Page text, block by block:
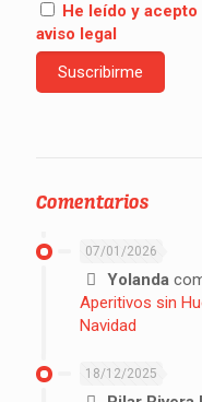
He leído y
aviso legal
Comentarios
07/01/2026
Yolanda
Aperitivos sin
Navidad
18/12/2025